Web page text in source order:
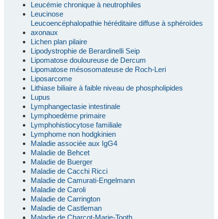
Leucémie chronique à neutrophiles
Leucinose
Leucoencéphalopathie héréditaire diffuse à sphéroïdes
axonaux
Lichen plan pilaire
Lipodystrophie de Berardinelli Seip
Lipomatose douloureuse de Dercum
Lipomatose mésosomateuse de Roch-Leri
Liposarcome
Lithiase biliaire à faible niveau de phospholipides
Lupus
Lymphangectasie intestinale
Lymphoedème primaire
Lymphohistiocytose familiale
Lymphome non hodgkinien
Maladie associée aux IgG4
Maladie de Behcet
Maladie de Buerger
Maladie de Cacchi Ricci
Maladie de Camurati-Engelmann
Maladie de Caroli
Maladie de Carrington
Maladie de Castleman
Maladie de Charcot-Marie-Tooth